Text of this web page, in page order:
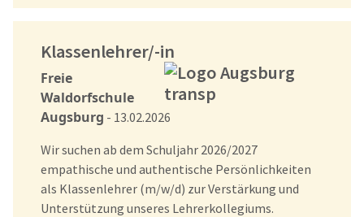
Klassenlehrer/-in
Freie
Waldorfschule
Augsburg - 13.02.2026
Wir suchen ab dem Schuljahr 2026/2027
empathische und authentische Persönlichkeiten
als Klassenlehrer (m/w/d) zur Verstärkung und
Unterstützung unseres Lehrerkollegiums.